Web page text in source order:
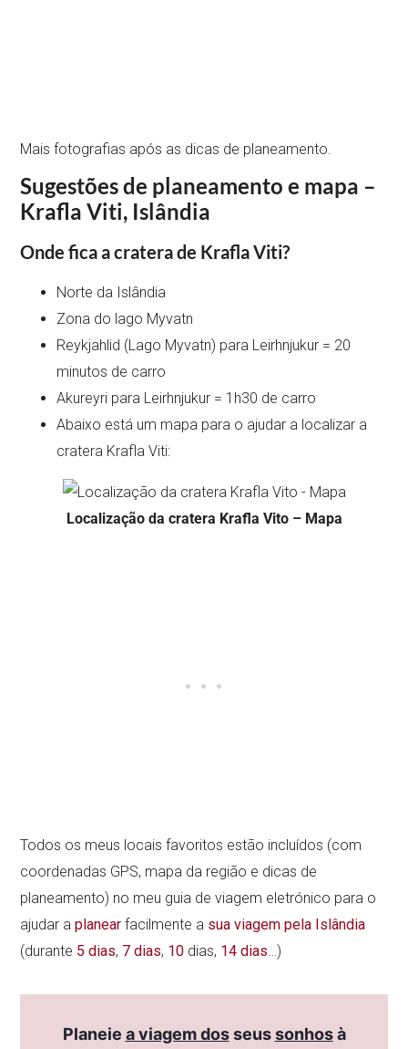
Mais fotografias após as dicas de planeamento.
Sugestões de planeamento e mapa –
Krafla Viti, Islândia
Onde fica a cratera de Krafla Viti?
Norte da Islândia
Zona do lago Myvatn
Reykjahlid (Lago Myvatn) para Leirhnjukur = 20
minutos de carro
Akureyri para Leirhnjukur = 1h30 de carro
Abaixo está um mapa para o ajudar a localizar a
cratera Krafla Viti:
Localização da cratera Krafla Vito – Mapa
Todos os meus locais favoritos estão incluídos (com
coordenadas GPS, mapa da região e dicas de
planeamento) no meu guia de viagem eletrónico para o
ajudar aplanear facilmente a sua viagem pela Islândia
(durante 5 dias, 7 dias, 10 dias, 14 dias…)
Planeie a viagem dosseussonhosà